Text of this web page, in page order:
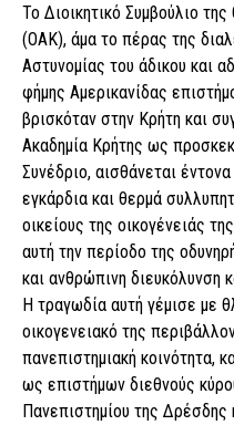
Το Διοικητικό Συμβούλιο
(ΟΑΚ), άμα το πέρας της
Αστυνομίας του άδικου και
φήμης Αμερικανίδας
βρισκόταν στην Κρήτη και
Ακαδημία Κρήτης ως
Συνέδριο, αισθάνεται
εγκάρδια και θερμά
οικείους της οικογένειάς
αυτή την περίοδο της
και ανθρώπινη διευκόλυνση
Η τραγωδία αυτή γέμισε με
οικογενειακό της
πανεπιστημιακή κοινότητα,
ως επιστήμων διεθνούς
Πανεπιστημίου της Δρέσδης